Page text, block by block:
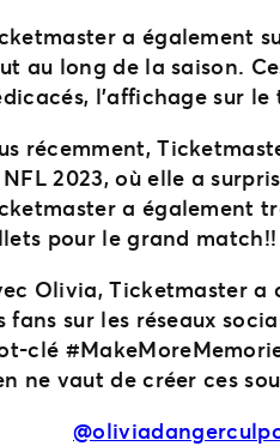
a également
au long de la saison.
l’affichage sur
récemment,
2023, où elle a
a également
pour le grand match!!
Olivia, Ticketmaster a
fans sur les réseaux
clé
ne vaut de créer ces